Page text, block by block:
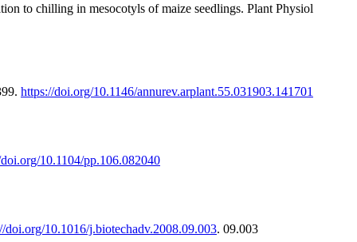
to chilling in mesocotyls of maize seedlings. Plant Physiol
https://doi.org/10.1146/annurev.arplant.55.031903.141701
10.1104/pp.106.082040
doi.org/10.1016/j.biotechadv.2008.09.003. 09.003